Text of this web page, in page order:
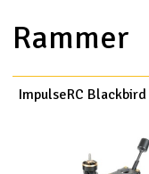
Rammer
ImpulseRC